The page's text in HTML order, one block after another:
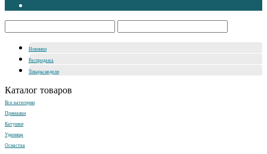
Новинки
Распродажа
Товары недели
Каталог товаров
Все категории
Приманки
Катушки
Удилища
Оснастка